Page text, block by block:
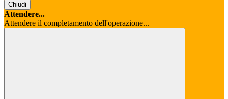
Chiudi
Attendere...
Attendere il completamento dell'operazione...